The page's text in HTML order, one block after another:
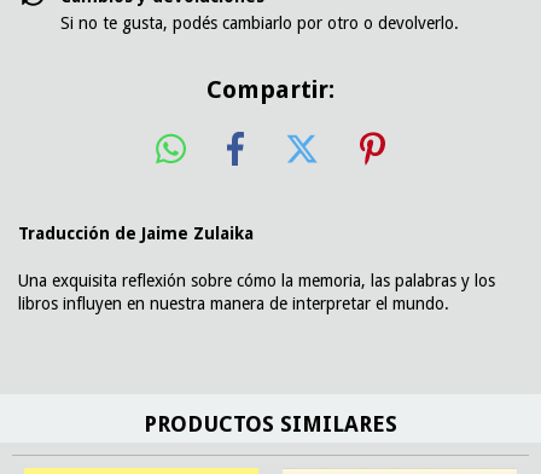
Si no te gusta, podés cambiarlo por otro o devolverlo.
Compartir:
Traducción de Jaime Zulaika
Una exquisita reflexión sobre cómo la memoria, las palabras y los
libros influyen en nuestra manera de interpretar el mundo.
PRODUCTOS SIMILARES